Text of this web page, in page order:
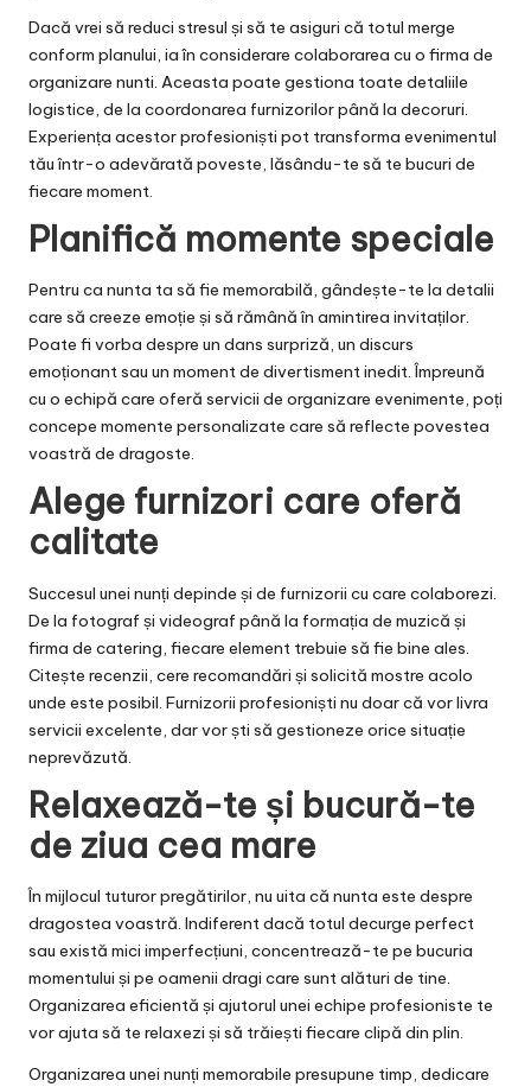
Dacă vrei să reduci stresul și să te asiguri că totul merge
conform planului, ia în considerare colaborarea cu o firma de
organizare nunti. Aceasta poate gestiona toate detaliile
logistice, de la coordonarea furnizorilor până la decoruri.
Experiența acestor profesioniști pot transforma evenimentul
tău într-o adevărată poveste, lăsându-te să te bucuri de
fiecare moment.
Planifică momente speciale
Pentru ca nunta ta să fie memorabilă, gândește-te la detalii
care să creeze emoție și să rămână în amintirea invitaților.
Poate fi vorba despre un dans surpriză, un discurs
emoționant sau un moment de divertisment inedit. Împreună
cu o echipă care oferă servicii de organizare evenimente, poți
concepe momente personalizate care să reflecte povestea
voastră de dragoste.
Alege furnizori care oferă
calitate
Succesul unei nunți depinde și de furnizorii cu care colaborezi.
De la fotograf și videograf până la formația de muzică și
firma de catering, fiecare element trebuie să fie bine ales.
Citește recenzii, cere recomandări și solicită mostre acolo
unde este posibil. Furnizorii profesioniști nu doar că vor livra
servicii excelente, dar vor ști să gestioneze orice situație
neprevăzută.
Relaxează-te și bucură-te
de ziua cea mare
În mijlocul tuturor pregătirilor, nu uita că nunta este despre
dragostea voastră. Indiferent dacă totul decurge perfect
sau există mici imperfecțiuni, concentrează-te pe bucuria
momentului și pe oamenii dragi care sunt alături de tine.
Organizarea eficientă și ajutorul unei echipe profesioniste te
vor ajuta să te relaxezi și să trăiești fiecare clipă din plin.
Organizarea unei nunți memorabile presupune timp, dedicare